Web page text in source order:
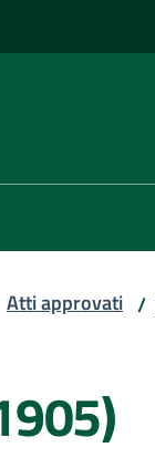
Atti approvati /